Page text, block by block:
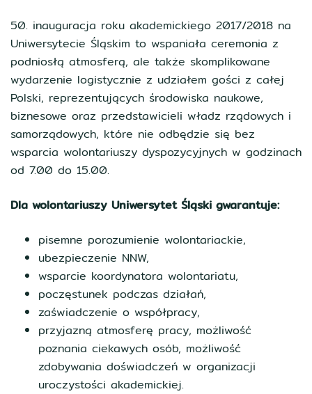
50. inauguracja roku akademickiego 2017/2018 na
Uniwersytecie Śląskim to wspaniała ceremonia z
podniosłą atmosferą, ale także skomplikowane
wydarzenie logistycznie z udziałem gości z całej
Polski, reprezentujących środowiska naukowe,
biznesowe oraz przedstawicieli władz rządowych i
samorządowych, które nie odbędzie się bez
wsparcia wolontariuszy dyspozycyjnych w godzinach
od 7.00 do 15.00.
Dla wolontariuszy Uniwersytet Śląski gwarantuje:
pisemne porozumienie wolontariackie,
ubezpieczenie NNW,
wsparcie koordynatora wolontariatu,
poczęstunek podczas działań,
zaświadczenie o współpracy,
przyjazną atmosferę pracy, możliwość
poznania ciekawych osób, możliwość
zdobywania doświadczeń w organizacji
uroczystości akademickiej.